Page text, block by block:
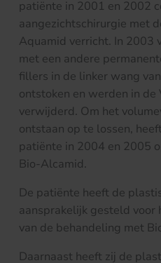
patiënte in 2001 en 2002
aangezichtschirurgie met
Aquamid verricht. In 2003
met een andere
fillers in de linker wang
ontstoken en werden in de
verwijderd. Om het
ontstaan op te lossen,
patiënte in 2004 en 2005
Bio-Alcamid.
De patiënte heeft de
aansprakelijk gesteld voor
van de behandeling met
Daarnaast heeft zij de